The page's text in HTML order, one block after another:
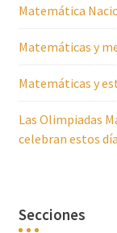
Matemática
Matemáticas y
Matemáticas y
Las Olimpiadas
celebran estos
Secciones